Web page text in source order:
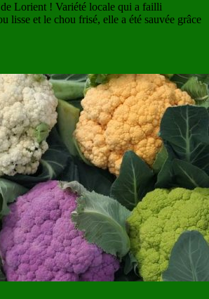
Lorient ! Variété locale qui a failli
lisse et le chou frisé, elle a été sauvée grâce